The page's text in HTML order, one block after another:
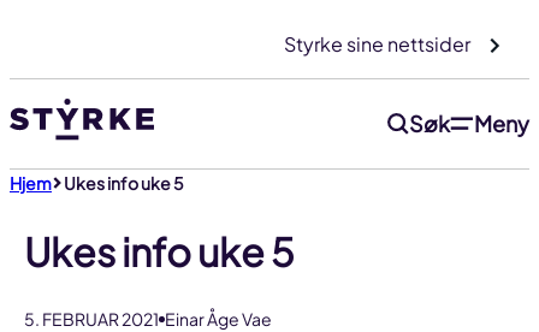
innhold
Styrke sine nettsider
Søk Meny
Hjem Ukes info uke 5
Ukes info uke 5
5. FEBRUAR 2021 Einar Åge Vae